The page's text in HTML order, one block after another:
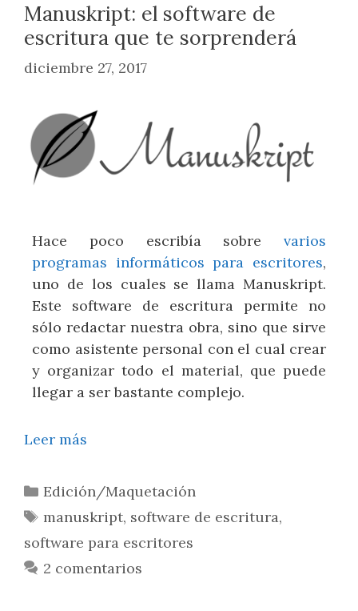
Manuskript: el software de
escritura que te sorprenderá
diciembre 27, 2017
Hace poco escribía sobre varios
programas informáticos para escritores,
uno de los cuales se llama Manuskript.
Este software de escritura permite no
sólo redactar nuestra obra, sino que sirve
como asistente personal con el cual crear
y organizar todo el material, que puede
llegar a ser bastante complejo.
Leer más
Edición/Maquetación
manuskript, software de escritura,
software para escritores
2 comentarios